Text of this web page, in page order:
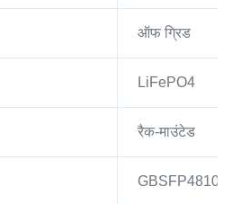
ऑफ ग्रिड
LiFePO4
रैक-माउंटेड